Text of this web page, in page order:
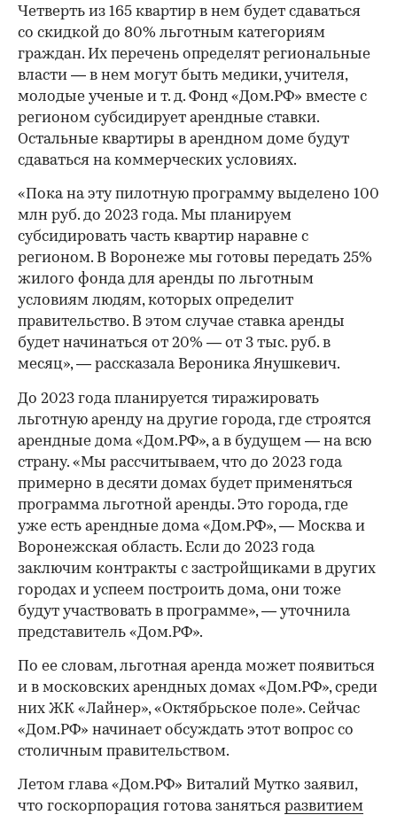
Четверть из 165 квартир в нем будет сдаваться
со скидкой до 80% льготным категориям
граждан. Их перечень определят региональные
власти — в нем могут быть медики, учителя,
молодые ученые и т. д. Фонд «Дом.РФ» вместе с
регионом субсидирует арендные ставки.
Остальные квартиры в арендном доме будут
сдаваться на коммерческих условиях.
«Пока на эту пилотную программу выделено 100
млн руб. до 2023 года. Мы планируем
субсидировать часть квартир наравне с
регионом. В Воронеже мы готовы передать 25%
жилого фонда для аренды по льготным
условиям людям, которых определит
правительство. В этом случае ставка аренды
будет начинаться от 20% — от 3 тыс. руб. в
месяц», — рассказала Вероника Янушкевич.
До 2023 года планируется тиражировать
льготную аренду на другие города, где строятся
арендные дома «Дом.РФ», а в будущем — на всю
страну. «Мы рассчитываем, что до 2023 года
примерно в десяти домах будет применяться
программа льготной аренды. Это города, где
уже есть арендные дома «Дом.РФ», — Москва и
Воронежская область. Если до 2023 года
заключим контракты с застройщиками в других
городах и успеем построить дома, они тоже
будут участвовать в программе», — уточнила
представитель «Дом.РФ».
По ее словам, льготная аренда может появиться
и в московских арендных домах «Дом.РФ», среди
них ЖК «Лайнер», «Октябрьское поле». Сейчас
«Дом.РФ» начинает обсуждать этот вопрос со
столичным правительством.
Летом глава «Дом.РФ» Виталий Мутко заявил,
что госкорпорация готова заняться развитием